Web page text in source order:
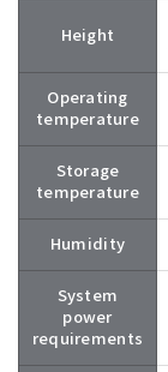
Height
Operating
temperature
Storage
temperature
Humidity
System
power
requirements